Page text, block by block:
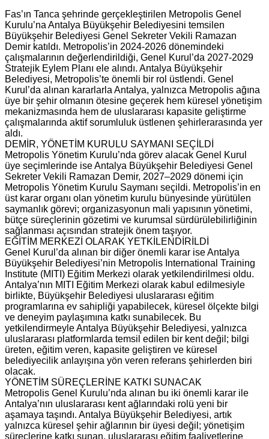
Fas’ın Tanca şehrinde gerçekleştirilen Metropolis Genel
Kurulu’na Antalya Büyükşehir Belediyesini temsilen
Büyükşehir Belediyesi Genel Sekreter Vekili Ramazan
Demir katıldı. Metropolis’in 2024-2026 dönemindeki
çalışmalarının değerlendirildiği, Genel Kurul’da 2027-2029
Stratejik Eylem Planı ele alındı. Antalya Büyükşehir
Belediyesi, Metropolis’te önemli bir rol üstlendi. Genel
Kurul’da alınan kararlarla Antalya, yalnızca Metropolis ağına
üye bir şehir olmanın ötesine geçerek hem küresel yönetişim
mekanizmasında hem de uluslararası kapasite geliştirme
çalışmalarında aktif sorumluluk üstlenen şehirlerarasında yer
aldı.
DEMİR, YÖNETİM KURULU SAYMANI SEÇİLDİ
Metropolis Yönetim Kurulu’nda görev alacak Genel Kurul
üye seçimlerinde ise Antalya Büyükşehir Belediyesi Genel
Sekreter Vekili Ramazan Demir, 2027–2029 dönemi için
Metropolis Yönetim Kurulu Saymanı seçildi. Metropolis’in en
üst karar organı olan yönetim kurulu bünyesinde yürütülen
saymanlık görevi; organizasyonun mali yapısının yönetimi,
bütçe süreçlerinin gözetimi ve kurumsal sürdürülebilirliğinin
sağlanması açısından stratejik önem taşıyor.
EĞİTİM MERKEZİ OLARAK YETKİLENDİRİLDİ
Genel Kurul’da alınan bir diğer önemli karar ise Antalya
Büyükşehir Belediyesi’nin Metropolis International Training
Institute (MITI) Eğitim Merkezi olarak yetkilendirilmesi oldu.
Antalya’nın MITI Eğitim Merkezi olarak kabul edilmesiyle
birlikte, Büyükşehir Belediyesi uluslararası eğitim
programlarına ev sahipliği yapabilecek, küresel ölçekte bilgi
ve deneyim paylaşımına katkı sunabilecek. Bu
yetkilendirmeyle Antalya Büyükşehir Belediyesi, yalnızca
uluslararası platformlarda temsil edilen bir kent değil; bilgi
üreten, eğitim veren, kapasite geliştiren ve küresel
belediyecilik anlayışına yön veren referans şehirlerden biri
olacak.
YÖNETİM SÜREÇLERİNE KATKI SUNACAK
Metropolis Genel Kurulu’nda alınan bu iki önemli karar ile
Antalya’nın uluslararası kent ağlarındaki rolü yeni bir
aşamaya taşındı. Antalya Büyükşehir Belediyesi, artık
yalnızca küresel şehir ağlarının bir üyesi değil; yönetişim
süreçlerine katkı sunan, uluslararası eğitim faaliyetlerine